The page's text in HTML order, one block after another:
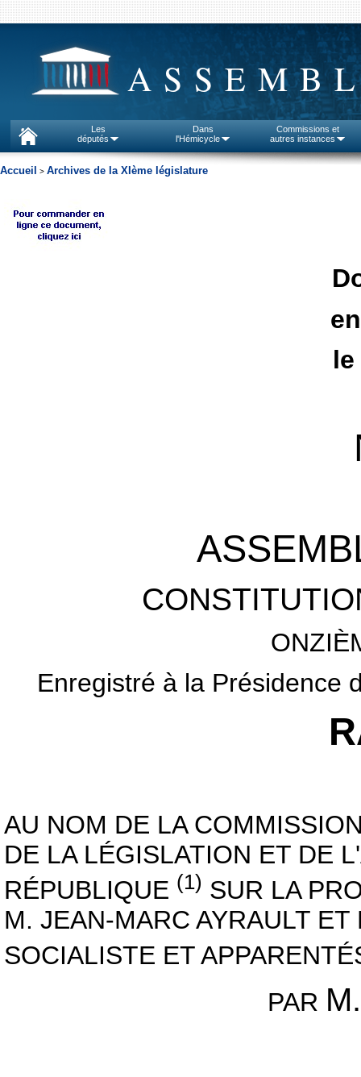
Les
députés
Dans
l'Hémicycle
Commissions et
autres instances
Accueil > Archives de la XIème législature
le
Enregistré à la Présidence
AU NOM DE LA
DE LA LÉGISLATION ET DE
RÉPUBLIQUE (1) SUR LA
M. JEAN-MARC AYRAULT
SOCIALISTE ET
PAR